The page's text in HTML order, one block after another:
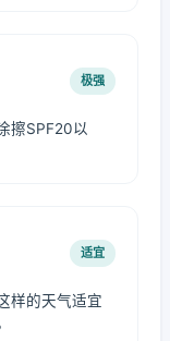
极强
擦SPF20以
适宜
样的天气适宜